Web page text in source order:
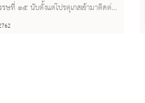
ษที่ ๑๕ นับตั้งแต่โปรตุเกสเข้ามาติดต่อ
ธยา โดยถูกรู้จักในชื่อ จังซีลอน